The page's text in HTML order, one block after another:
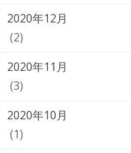
2020年12月
(2)
2020年11月
(3)
2020年10月
(1)